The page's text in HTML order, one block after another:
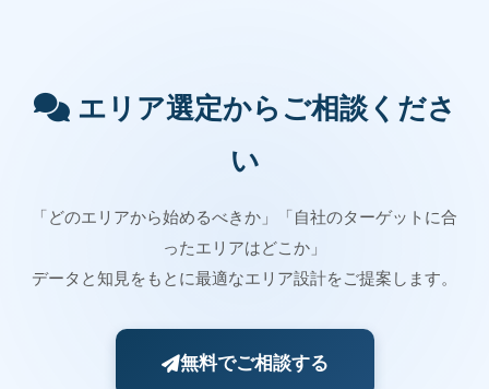
エリア選定からご相談くださ
い
「どのエリアから始めるべきか」「自社のターゲットに合
ったエリアはどこか」
データと知見をもとに最適なエリア設計をご提案します。
無料でご相談する